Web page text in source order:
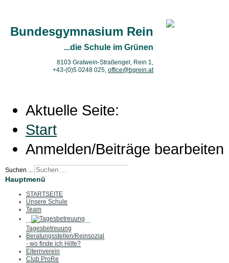
Bundesgymnasium Rein
...die Schule im Grünen
8103 Gratwein-Straßengel, Rein 1,
+43-(0)5 0248 025, office@bgrein.at
Aktuelle Seite:
Start
Anmelden/Beiträge bearbeiten
Suchen ...
Hauptmenü
STARTSEITE
Unsere Schule
Team
Tagesbetreuung
Beratungsstellen/Reinsozial
- wo finde ich Hilfe?
Elternverein
Club ProRe